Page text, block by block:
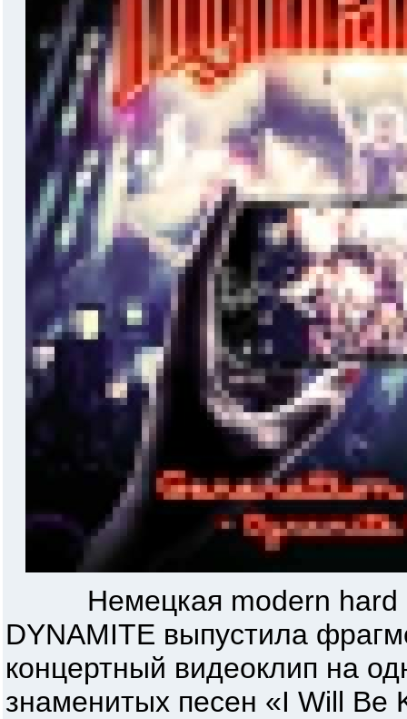
Немецкая modern hard
DYNAMITE выпустила
концертный видеоклип на
знаменитых песен «I Will Be